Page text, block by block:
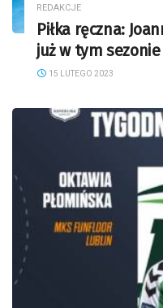
REDAKCJE
Piłka ręczna:
już w tym sezonie
15 LUTEGO 2023